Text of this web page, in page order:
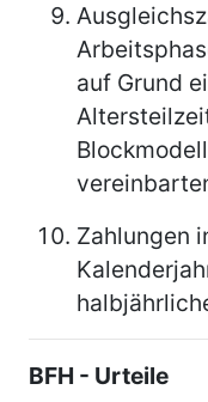
auf Grund
Zahlungen
BFH - Urteile